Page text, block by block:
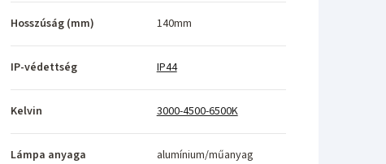
Hosszúság (mm) 140mm
IP-védettség IP44
Kelvin 3000-4500-6500K
Lámpa anyaga alumínium/műanyag